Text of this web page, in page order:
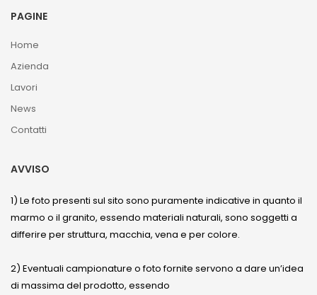
PAGINE
Home
Azienda
Lavori
News
Contatti
AVVISO
1) Le foto presenti sul sito sono puramente indicative in quanto il
marmo o il granito, essendo materiali naturali, sono soggetti a
differire per struttura, macchia, vena e per colore.
2) Eventuali campionature o foto fornite servono a dare un’idea
di massima del prodotto, essendo